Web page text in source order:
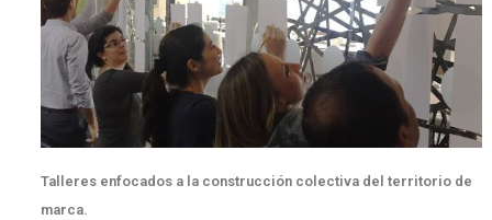
Talleres enfocados a la construcción colectiva del territorio de
marca.